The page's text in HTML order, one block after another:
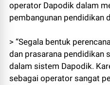
operator Dapodik dalam
pembangunan pendidikan
> “Segala bentuk
dan prasarana pendidikan
dalam sistem Dapodik.
sebagai operator sangat